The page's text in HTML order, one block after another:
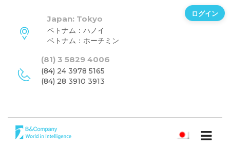
Japan: Tokyo
ベトナム：ハノイ
ベトナム：ホーチミン
(81) 3 5829 4006
(84) 24 3978 5165
(84) 28 3910 3913
日本語
ログイン